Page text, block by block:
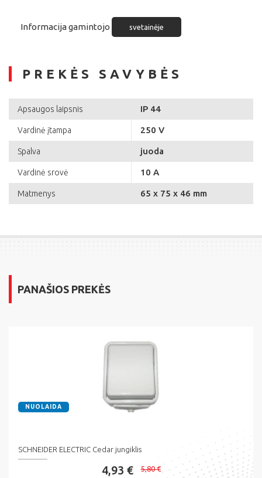
Informacija gamintojo svetainėje
PREKĖS SAVYBĖS
Apsaugos laipsnis IP 44
Vardinė įtampa 250 V
Spalva juoda
Vardinė srovė 10 A
Matmenys 65 x 75 x 46 mm
PANAŠIOS PREKĖS
NUOLAIDA
SCHNEIDER ELECTRIC Cedar jungiklis
4,93 € 5,80 €